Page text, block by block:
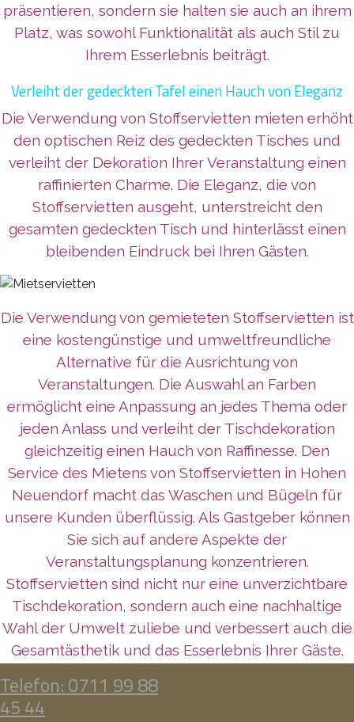
präsentieren, sondern sie halten sie auch an ihrem
Platz, was sowohl Funktionalität als auch Stil zu
Ihrem Esserlebnis beiträgt.
Verleiht der gedeckten Tafel einen Hauch von Eleganz
Die Verwendung von Stoffservietten mieten erhöht
den optischen Reiz des gedeckten Tisches und
verleiht der Dekoration Ihrer Veranstaltung einen
raffinierten Charme. Die Eleganz, die von
Stoffservietten ausgeht, unterstreicht den
gesamten gedeckten Tisch und hinterlässt einen
bleibenden Eindruck bei Ihren Gästen.
Die Verwendung von gemieteten Stoffservietten ist
eine kostengünstige und umweltfreundliche
Alternative für die Ausrichtung von
Veranstaltungen. Die Auswahl an Farben
ermöglicht eine Anpassung an jedes Thema oder
jeden Anlass und verleiht der Tischdekoration
gleichzeitig einen Hauch von Raffinesse. Den
Service des Mietens von Stoffservietten in Hohen
Neuendorf macht das Waschen und Bügeln für
unsere Kunden überflüssig. Als Gastgeber können
Sie sich auf andere Aspekte der
Veranstaltungsplanung konzentrieren.
Stoffservietten sind nicht nur eine unverzichtbare
Tischdekoration, sondern auch eine nachhaltige
Wahl der Umwelt zuliebe und verbessert auch die
Gesamtästhetik und das Esserlebnis Ihrer Gäste.
Telefon: 0711 99 88
45 44